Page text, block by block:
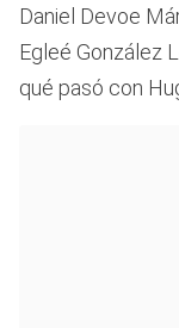
Daniel Devoe
Egleé González
qué pasó con